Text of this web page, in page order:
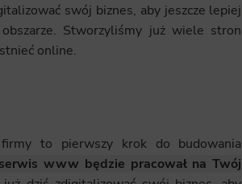
swój biznes, aby jeszcze lepiej
Stworzyliśmy już wiele stron
online.
to pierwszy krok do budowania
www będzie pracował na Twój